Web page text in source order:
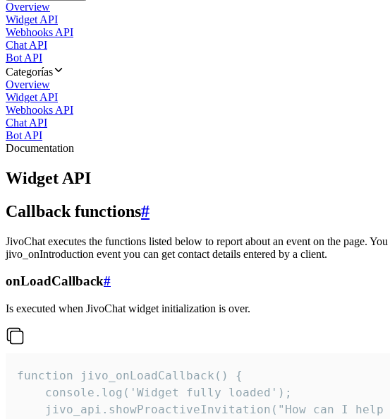
Overview
Widget API
Webhooks API
Chat API
Bot API
Categorías
Overview
Widget API
Webhooks API
Chat API
Bot API
Documentation
Widget API
Callback functions#
JivoChat executes the functions listed below to report about an event on the page.
jivo_onIntroduction event you can get contact details entered by a client.
onLoadCallback#
Is executed when JivoChat widget initialization is over.
function jivo_onLoadCallback() {
    console.log('Widget fully loaded');
jivo_api.showProactiveInvitation("How can I help